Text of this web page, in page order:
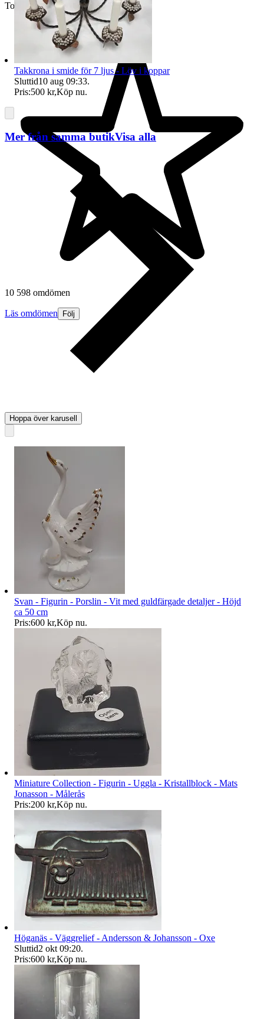
Toppsäljare
10 598 omdömen
Läs omdömen Följ
Takkrona i smide för 7 ljus - Löv i koppar
Sluttid10 aug 09:33.
Pris:500 kr,Köp nu.
Mer från samma butikVisa alla
Hoppa över karusell
Svan - Figurin - Porslin - Vit med guldfärgade detaljer - Höjd
ca 50 cm
Pris:600 kr,Köp nu.
Miniature Collection - Figurin - Uggla - Kristallblock - Mats
Jonasson - Målerås
Pris:200 kr,Köp nu.
Höganäs - Väggrelief - Andersson & Johansson - Oxe
Sluttid2 okt 09:20.
Pris:600 kr,Köp nu.